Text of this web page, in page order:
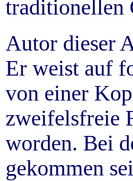
traditionellen
Autor dieser
Er weist auf
von einer
zweifelsfreie
worden. Bei
gekommen